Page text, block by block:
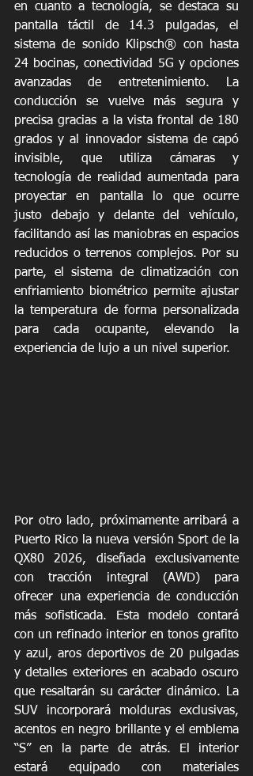
en cuanto a tecnología, se destaca su
pantalla táctil de 14.3 pulgadas, el
sistema de sonido Klipsch® con hasta
24 bocinas, conectividad 5G y opciones
avanzadas de entretenimiento. La
conducción se vuelve más segura y
precisa gracias a la vista frontal de 180
grados y al innovador sistema de capó
invisible, que utiliza cámaras y
tecnología de realidad aumentada para
proyectar en pantalla lo que ocurre
justo debajo y delante del vehículo,
facilitando así las maniobras en espacios
reducidos o terrenos complejos. Por su
parte, el sistema de climatización con
enfriamiento biométrico permite ajustar
la temperatura de forma personalizada
para cada ocupante, elevando la
experiencia de lujo a un nivel superior.
Por otro lado, próximamente arribará a
Puerto Rico la nueva versión Sport de la
QX80 2026, diseñada exclusivamente
con tracción integral (AWD) para
ofrecer una experiencia de conducción
más sofisticada. Esta modelo contará
con un refinado interior en tonos grafito
y azul, aros deportivos de 20 pulgadas
y detalles exteriores en acabado oscuro
que resaltarán su carácter dinámico. La
SUV incorporará molduras exclusivas,
acentos en negro brillante y el emblema
“S” en la parte de atrás. El interior
estará equipado con materiales